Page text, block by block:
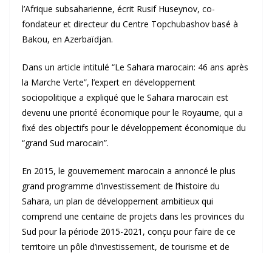
l’Afrique subsaharienne, écrit Rusif Huseynov, co-
fondateur et directeur du Centre Topchubashov basé à
Bakou, en Azerbaïdjan.
Dans un article intitulé “Le Sahara marocain: 46 ans après
la Marche Verte”, l’expert en développement
sociopolitique a expliqué que le Sahara marocain est
devenu une priorité économique pour le Royaume, qui a
fixé des objectifs pour le développement économique du
“grand Sud marocain”.
En 2015, le gouvernement marocain a annoncé le plus
grand programme d’investissement de l’histoire du
Sahara, un plan de développement ambitieux qui
comprend une centaine de projets dans les provinces du
Sud pour la période 2015-2021, conçu pour faire de ce
territoire un pôle d’investissement, de tourisme et de